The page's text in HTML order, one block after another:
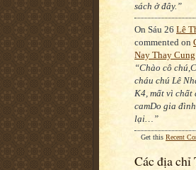
sách ở đây.”
On Sáu 26 Lê
commented on
Nay Thay
“Chào cô
cháu chú Lê
K4, mất vì chất
camDo gia
lại…”
Get this Recent
Các địa chỉ